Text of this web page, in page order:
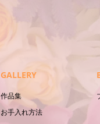
GALLERY
作品集
お手入れ方法